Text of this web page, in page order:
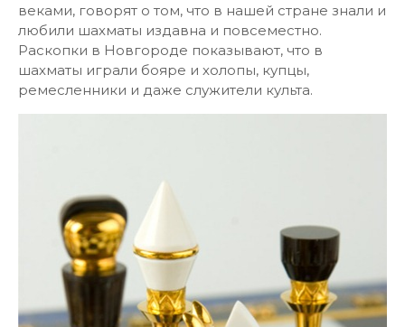
веками, говорят о том, что в нашей стране знали и
любили шахматы издавна и повсеместно.
Раскопки в Новгороде показывают, что в
шахматы играли бояре и холопы, купцы,
ремесленники и даже служители культа.